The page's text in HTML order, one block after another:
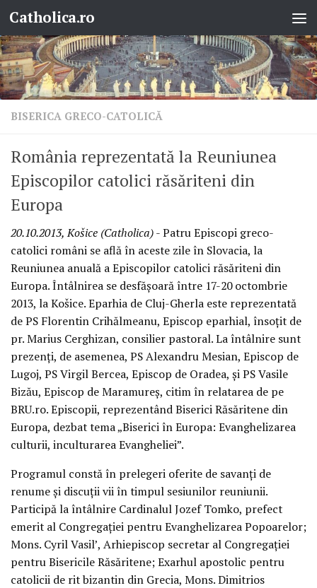
Skip to content
Catholica.ro
BISERICA GRECO-CATOLICĂ
România reprezentată la Reuniunea
Episcopilor catolici răsăriteni din
Europa
20.10.2013, Košice (Catholica)- Patru Episcopi greco-
catolici români se află în aceste zile în Slovacia, la
Reuniunea anuală a Episcopilor catolici răsăriteni din
Europa. Întâlnirea se desfăşoară între 17-20 octombrie
2013, la Košice. Eparhia de Cluj-Gherla este reprezentată
de PS Florentin Crihălmeanu, Episcop eparhial, însoţit de
pr. Marius Cerghizan, consilier pastoral. La întâlnire sunt
prezenţi, de asemenea, PS Alexandru Mesian, Episcop de
Lugoj, PS Virgil Bercea, Episcop de Oradea, şi PS Vasile
Bizău, Episcop de Maramureş, citim în relatarea de pe
BRU.ro. Episcopii, reprezentând Biserici Răsăritene din
Europa, dezbat tema „Biserici în Europa: Evanghelizarea
culturii, inculturarea Evangheliei”.
Programul constă în prelegeri oferite de savanţi de
renume şi discuţii vii în timpul sesiunilor reuniunii.
Participă la întâlnire Cardinalul Jozef Tomko, prefect
emerit al Congregaţiei pentru Evanghelizarea Popoarelor;
Mons. Cyril Vasil’, Arhiepiscop secretar al Congregaţiei
pentru Bisericile Răsăritene; Exarhul apostolic pentru
catolicii de rit bizantin din Grecia, Mons. Dimitrios